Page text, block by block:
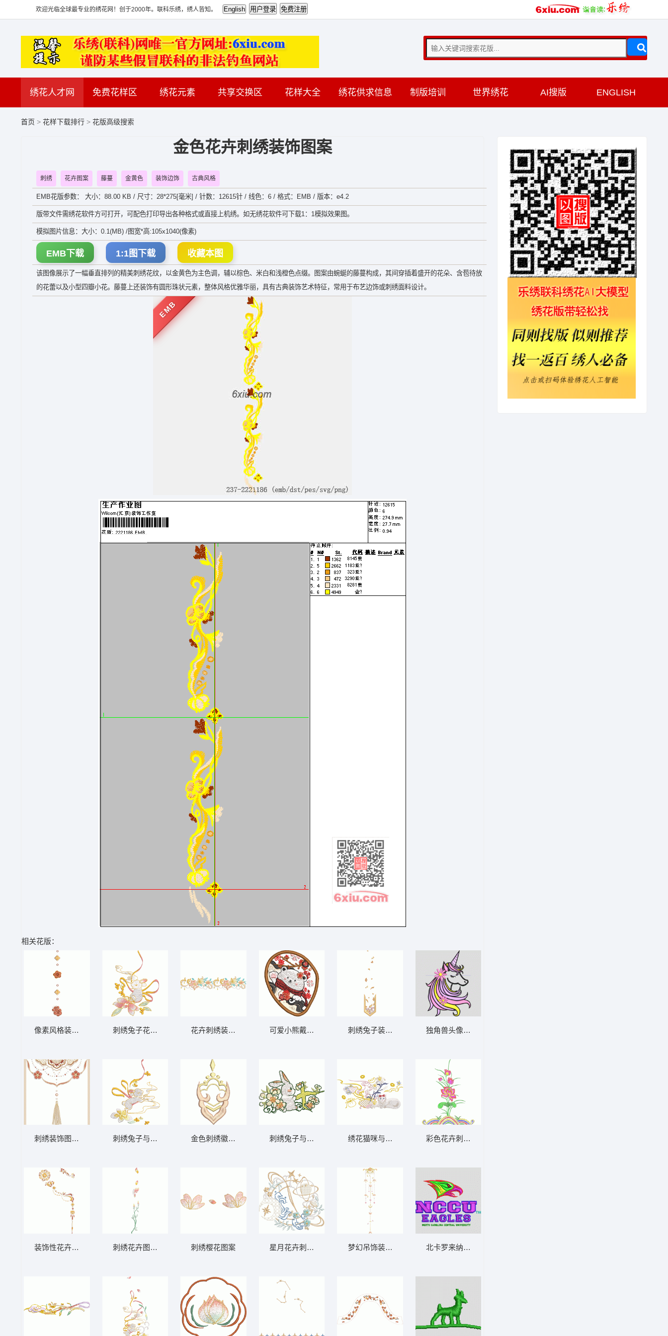
欢迎光临全球最专业的绣花网！创于2000年。联科乐绣，绣人皆知。
绣花人才网 免费花样区 绣花元素 共享交换区 花样大全 绣花供求信息 制版培训 世界绣花 AI搜版 ENGLISH
首页 > 花样下载排行 > 花版高级搜索
金色花卉刺绣装饰图案
刺绣 花卉图案 藤蔓 金黄色 装饰边饰 古典风格
EMB花版参数： 大小：88.00 KB / 尺寸：28*275[毫米] / 针数：12615针 / 线色：6 / 格式：EMB / 版本：e4.2
版带文件需绣花软件方可打开，可配色打印导出各种格式或直接上机绣。如无绣花软件可下载1：1模拟效果图。
模拟图片信息：大小：0.1(MB) /图宽*高:105x1040(像素)
EMB下载 1:1图下载 收藏本图
该图像展示了一幅垂直排列的精美刺绣花纹，以金黄色为主色调，辅以棕色、米白和浅橙色点缀。图案由蜿蜒的藤蔓构成，其间穿插着盛开的花朵、含苞待放
的花蕾以及小型四瓣小花。藤蔓上还装饰有圆形珠状元素，整体风格优雅华丽，具有古典装饰艺术特征，常用于布艺边饰或刺绣面料设计。
EMB
相关花版：
像素风格装饰图案序列
刺绣装饰图案与流苏吊坠
装饰性花卉图案设计
刺绣兔子花饰图案
刺绣兔子与花卉图案
刺绣花卉图案设计
花卉刺绣装饰图案
金色刺绣徽章图案
刺绣樱花图案
可爱小熊戴围巾赏花
刺绣兔子与花枝图案
星月花卉刺绣图案
刺绣兔子装饰图案
绣花猫咪与花卉图案
梦幻吊饰装饰图案
独角兽头像装饰图案 独角兽
彩色花卉刺绣图案 牡丹花
北卡罗来纳中央大学鹰队标志 鹰头